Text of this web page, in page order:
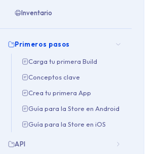
Inventario
Primeros pasos
Carga tu primera Build
Conceptos clave
Crea tu primera App
Guía para la Store en Android
Guía para la Store en iOS
API